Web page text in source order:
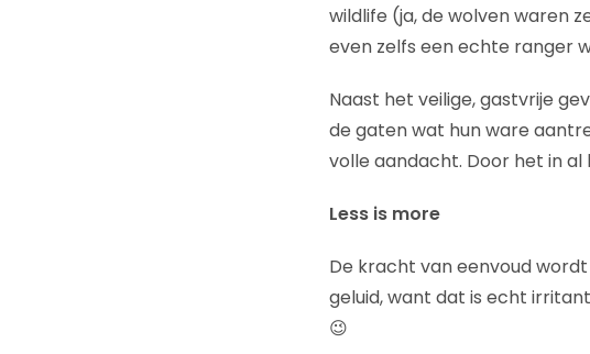
wildlife (ja, de wolven waren
even zelfs een echte ranger
Naast het veilige, gastvrije
de gaten wat hun ware
volle aandacht. Door het in
Less is more
De kracht van eenvoud
geluid, want dat is echt
😉